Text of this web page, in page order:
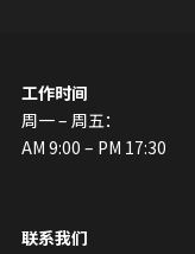
工作时间
周一 – 周五：
AM 9:00 – PM 17:30
联系我们